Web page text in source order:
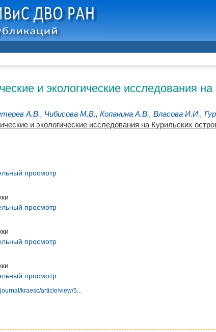
и экологические исследования
А.В., Чибисова М.В., Копанина А.В., Власова И.И.,
и экологические исследования на Курильских
просмотр
просмотр
просмотр
просмотр
kraesc/article/view/5...